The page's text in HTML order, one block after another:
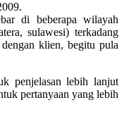
di beberapa wilayah
sulawesi) terkadang
klien, begitu pula
penjelasan lebih lanjut
pertanyaan yang lebih